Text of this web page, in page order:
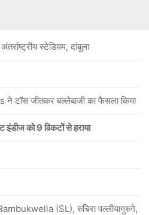
स्टेडियम, दांबुला
टॉस जीतकर बल्लेबाजी का फैसला किया
इंडीज को 9 विकटों से हराया
(SL), रुचिरा पल्लीयागुरुगे,